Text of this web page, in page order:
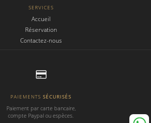
SERVICES
Accueil
Réservation
Contactez-nous
PAIEMENTS SÉCURISÉS
Paiement par carte bancaire,
compte Paypal ou espèces.